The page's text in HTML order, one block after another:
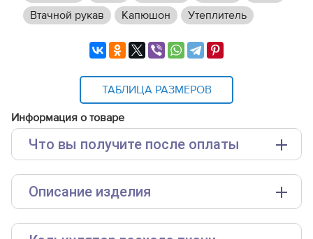
Втачной рукав
Капюшон Утеплитель
ТАБЛИЦА РАЗМЕРОВ
Информация о товаре
Что вы получите после оплаты
Выкройка PDF для печати на принтере A4 или
плоттере A0 с шириной печати 810мм в зависимости
от выбора формата
Инструкция-куртка-Поузи244,-часть-1.pdf
Описание изделия